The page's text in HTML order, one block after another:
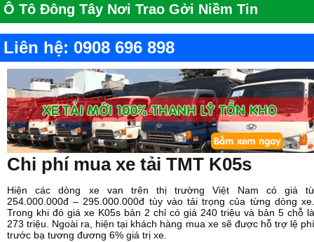
Ô Tô Đông Tây Nơi Trao Gởi Niềm Tin
Liên hệ: 0908 696 898
Chi phí mua xe tải TMT K05s
Hiện các dòng xe van trên thị trường Việt Nam có giá
254.000.000đ – 295.000.000đ tùy vào tải trọng của từng dòng
Trong khi đó giá xe K05s bản 2 chỉ có giá 240 triệu và bản 5 chỗ
273 triệu. Ngoài ra, hiện tại khách hàng mua xe sẽ được hỗ trợ lệ
trước bạ tương đương 6% giá trị xe.